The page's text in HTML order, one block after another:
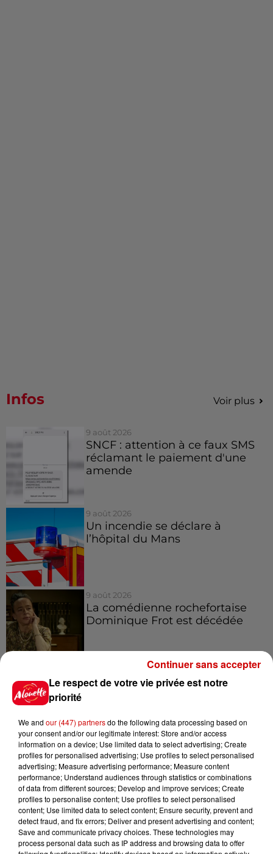
Infos Voir plus
9 août 2026
SNCF : attention à ce faux SMS
réclamant le paiement d'une
amende
9 août 2026
Un incendie se déclare à
l’hôpital du Mans
9 août 2026
La comédienne rochefortaise
Dominique Frot est décédée
L’église de cette commune
Jeux Voir plus
Gagnez vos places pour
l'événement Ride the Show à
Morlaix !
Le respect de votre vie privée est notre
priorité
We and our (447) partnersdo the following data processing based on
your consent and/or our legitimate interest: Store and/or access
information on a device; Use limited data to select advertising; Create
profiles for personalised advertising; Use profiles to select personalised
advertising; Measure advertising performance; Measure content
performance; Understand audiences through statistics or combinations
of data from different sources; Develop and improve services; Create
profiles to personalise content; Use profiles to select personalised
content; Use limited data to select content; Ensure security, prevent and
detect fraud, and fix errors; Deliver and present advertising and content;
Save and communicate privacy choices. These technologies may
process personal data such as IP address and browsing data to offer
Continuer sans accepter